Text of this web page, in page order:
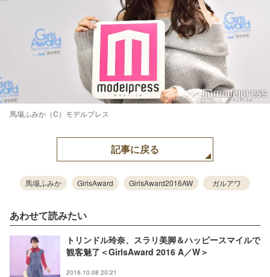
馬場ふみか（C）モデルプレス
記事に戻る
馬場ふみか GirlsAward GirlsAward2016AW ガルアワ
あわせて読みたい
トリンドル玲奈、スラリ美脚＆ハッピースマイルで
観客魅了＜GirlsAward 2016 A／W＞
2016.10.08 20:21